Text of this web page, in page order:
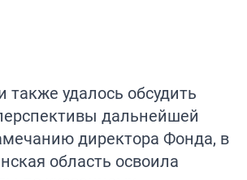
удалось обсудить
дальнейшей
директора Фонда, в
область освоила